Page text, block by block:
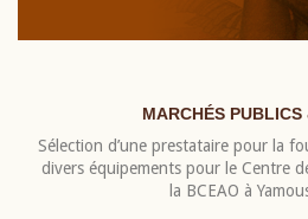
MARCHÉS PUBLICS
Sélection d’une prestataire pour la
divers équipements pour le Centre
la BCEAO à